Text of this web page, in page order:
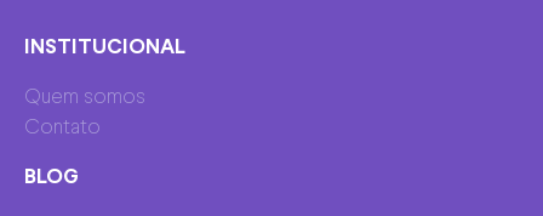
INSTITUCIONAL
Quem somos
Contato
BLOG